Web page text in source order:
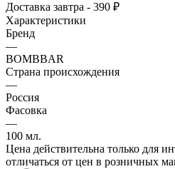
Доставка завтра - 390 ₽
Характеристики
Бренд
—
BOMBBAR
Страна происхождения
—
Россия
Фасовка
—
100 мл.
Цена действительна только для
отличаться от цен в розничных